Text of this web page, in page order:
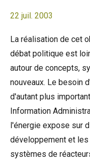
22 juil. 2003
La réalisation de cet
débat politique est
autour de concepts,
nouveaux. Le besoin
d'autant plus
Information
l'énergie expose sur
développement et
systèmes de